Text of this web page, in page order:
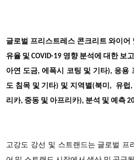
글로벌 프리스트레스 콘크리트 와이어
유율 및 COVID-19 영향 분석에 대한 보
아연 도금, 에폭시 코팅 및 기타), 응용
도 침목 및 기타) 및 지역별(북미, 유럽,
리카, 중동 및 아프리카), 분석 및 예측
고강도 강선 및 스트랜드는 글로벌 프